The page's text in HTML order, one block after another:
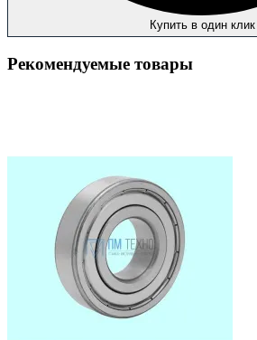
Купить в один клик
Рекомендуемые товары